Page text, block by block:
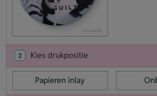
2 Kies drukpositie
Papieren inlay